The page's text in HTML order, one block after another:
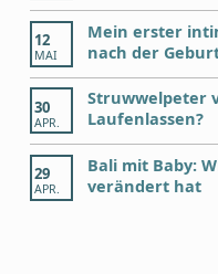
12
MAI
Mein erster
nach der
30
APR.
Struwwelpeter
Laufenlassen?
29
APR.
Bali mit Baby:
verändert hat